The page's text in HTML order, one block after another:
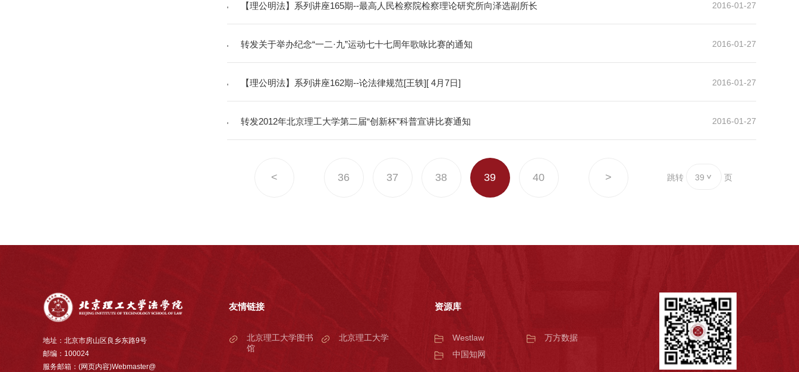
2016-01-27
【理公明法】系列讲座165期--最高人民检察院检察理论研究所向泽选副所长
2016-01-27
转发关于举办纪念“一二·九”运动七十七周年歌咏比赛的通知
2016-01-27
【理公明法】系列讲座162期--论法律规范[王轶][ 4月7日]
2016-01-27
转发2012年北京理工大学第二届“创新杯”科普宣讲比赛通知
< 36 37 38 39 40 > 跳转 39 页
地址：北京市房山区良乡东路9号
邮编：100024
服务邮箱：(网页内容)Webmaster@
友情链接
北京理工大学图书
馆
北京理工大学
资源库
Westlaw
万方数据
中国知网